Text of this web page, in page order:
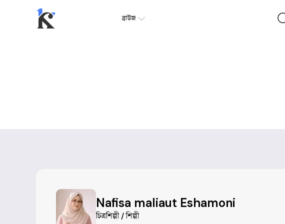
ব্রাউজ
Nafisa maliaut Eshamoni
চিত্রশিল্পী / শিল্পী